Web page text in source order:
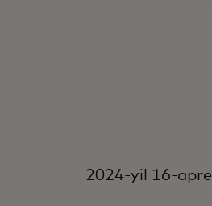
2024-yil 16-aprel